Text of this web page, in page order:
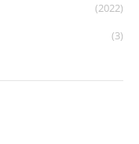
(2022)
(3)